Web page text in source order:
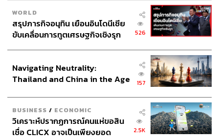
WORLD
สรุปภารกิจอนุทิน เยือนอินโดนีเซีย
ขับเคลื่อนการทูตเศรษฐกิจเชิงรุก
526
Navigating Neutrality:
Thailand and China in the Age
157
BUSINESS / ECONOMIC
วิเคราะห์ปรากฏการณ์คนแห่ขอสิน
เชื่อ CLICX อาจเป็นเพียงยอด
2.5K